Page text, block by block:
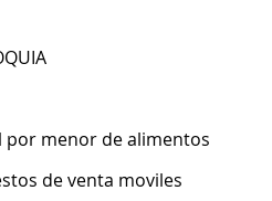
por menor de alimentos
de venta moviles